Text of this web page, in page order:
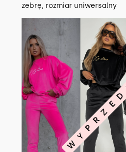
zebrę, rozmiar uniwersalny